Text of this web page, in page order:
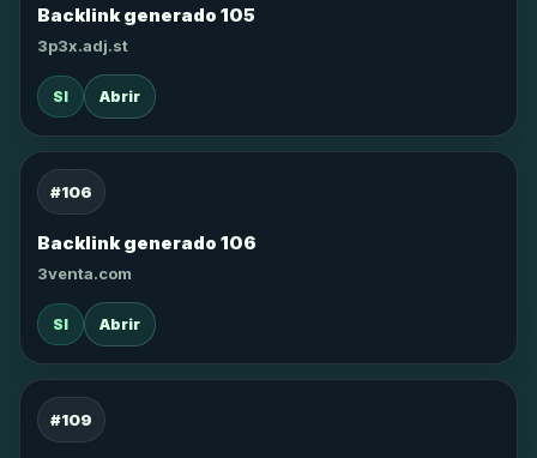
Backlink generado 105
3p3x.adj.st
SI Abrir
#106
Backlink generado 106
3venta.com
SI Abrir
#109